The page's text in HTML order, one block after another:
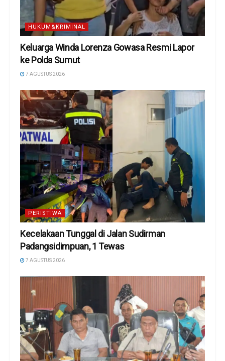
HUKUM&KRIMINAL
Keluarga Winda Lorenza Gowasa Resmi Lapor
ke Polda Sumut
7 AGUSTUS 2026
PERISTIWA
Kecelakaan Tunggal di Jalan Sudirman
Padangsidimpuan, 1 Tewas
7 AGUSTUS 2026